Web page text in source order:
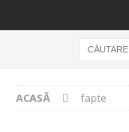
ACASĂ fapte